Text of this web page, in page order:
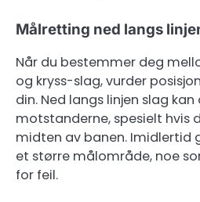
Målretting ned langs
Når du bestemmer deg
og kryss-slag, vurder
din. Ned langs linjen slag kan
motstanderne, spesielt hvis
midten av banen. Imidlertid
et større målområde, noe
for feil.